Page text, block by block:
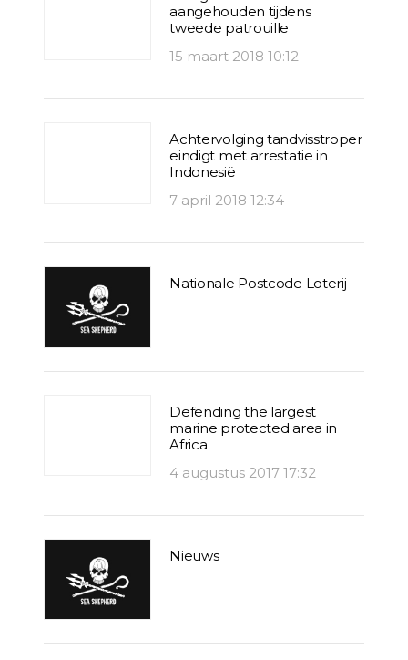
aangehouden tijdens
tweede patrouille
15 maart 2018 10:12
Achtervolging tandvisstroper
eindigt met arrestatie in
Indonesië
7 april 2018 12:34
Nationale Postcode Loterij
Defending the largest
marine protected area in
Africa
4 augustus 2017 17:32
Nieuws